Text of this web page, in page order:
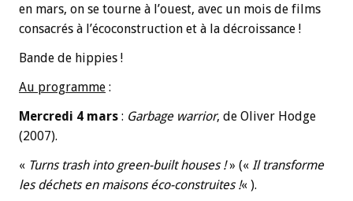
en mars, on se tourne à l’ouest, avec un mois de films
consacrés à l’écoconstruction et à la décroissance !
Bande de hippies !
Au programme :
Mercredi 4 mars : Garbage warrior, de Oliver Hodge
(2007).
« Turns trash into green-built houses !» (« Il transforme
les déchets en maisons éco-construites !« ).